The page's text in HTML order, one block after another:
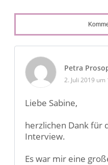
Petra
2. Juli 2019
Liebe Sabine,
herzlichen Dank für
Interview.
Es war mir eine